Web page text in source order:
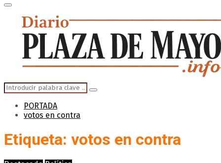
Primary
Menu
Search
for:
Search
PORTADA
votos en contra
Etiqueta: votos en contra